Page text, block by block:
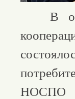
В
НОСПО в